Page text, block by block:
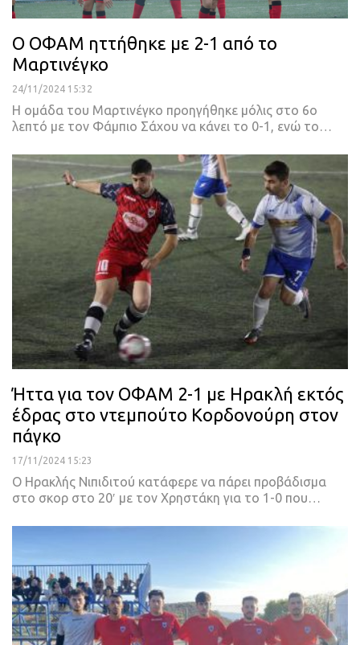
Ο ΟΦΑΜ ηττήθηκε με 2-1 από το
Μαρτινέγκο
24/11/2024 15:32
H ομάδα του Μαρτινέγκο προηγήθηκε μόλις στο 6ο
λεπτό με τον Φάμπιο Σάχου να κάνει το 0-1, ενώ το…
Ήττα για τον ΟΦΑΜ 2-1 με Ηρακλή εκτός
έδρας στο ντεμπούτο Κορδονούρη στον
πάγκο
17/11/2024 15:23
Ο Ηρακλής Νιπιδιτού κατάφερε να πάρει προβάδισμα
στο σκορ στο 20′ με τον Χρηστάκη για το 1-0 που…